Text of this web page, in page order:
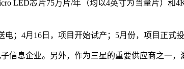
LED芯片75万片/年（均以4英寸为当量片）和
；4月16日，项目开始试产；5月份，项目正式投
息企业。另外，作为三星的重要供应商之一